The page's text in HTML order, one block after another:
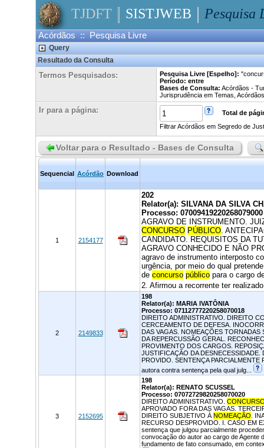
TJDFT SISTJWEB Pesquisa
Acórdãos :: Pesquisa Livre
Query
Resultado da Consulta
Termos Pesquisados: Pesquisa Livre [Espelho]:
Período: entre
Bases de Consulta: Acórdãos -
Jurisprudência em Temas,
Ir para a página:
Total de
Filtrar Acórdãos em Segredo de
Voltar para o Resultado - Bases de Consulta
Sequencial Acórdão Download
1 2154177
202
Relator(a): SILVANA DA SILVA
Processo: 07009419220268079000
AGRAVO DE INSTRUMENTO.
CONCURSO PÚBLICO.
CANDIDATO. REQUISITOS DA
AGRAVO CONHECIDO E NÃO
agravo de instrumento interposto
urgência, por meio do qual
de concurso público para o cargo
2. Afirmou a recorrente ter
2 2149833
198
Relator(a): MARIA IVATÔNIA
Processo: 07112777220258070018
DIREITO ADMINISTRATIVO. DIREITO
CERCEAMENTO DE DEFESA.
DAS VAGAS. NOMEAÇÕES
DA REPERCUSSÃO GERAL.
PROVIMENTO DOS CARGOS.
JUSTIFICAÇÃO DA
PROVIDO. SENTENÇA
autora contra sentença pela qual julg...
3 2152695
198
Relator(a): RENATO SCUSSEL
Processo: 07072729820258070020
DIREITO ADMINISTRATIVO.
APROVADO FORA DAS VAGAS.
DIREITO SUBJETIVO À NOMEAÇÃO .
RECURSO DESPROVIDO. I. CASO EM
sentença que julgou parcialmente
convocação do autor ao cargo de Agente
fundamento de fato consumado, em